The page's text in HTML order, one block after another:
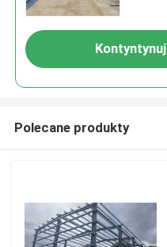
Kontyntynuj
Polecane produkty